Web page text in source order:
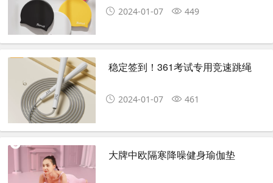
2024-01-07 449
稳定签到！361考试专用竞速跳绳
2024-01-07 461
大牌中欧隔寒降噪健身瑜伽垫